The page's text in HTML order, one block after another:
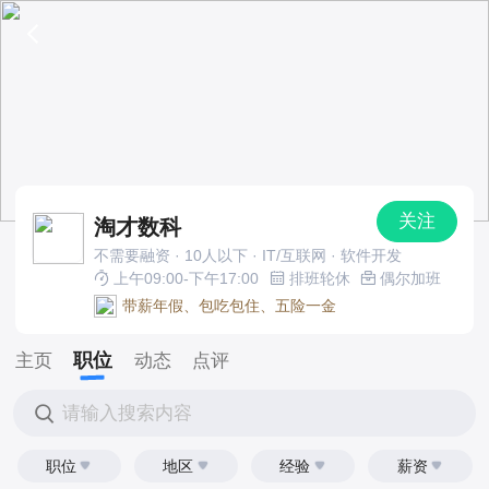
淘才数科 关注
不需要融资 · 10人以下 · IT/互联网 · 软件开发
上午09:00-下午17:00
排班轮休
偶尔加班
带薪年假、包吃包住、五险一金
主页 职位 动态 点评
请输入搜索内容
职位 地区 经验 薪资